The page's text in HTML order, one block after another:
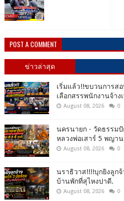
POST A COMMENT
ข่าวล่าสุด
เริ่มแล้ว!!ขบวนการส
เลือกสรรพนักงานจ้า
August 08, 2026 0
นครนายก - วัดธรรม
หลวงพ่อเสาร์ 5 พญา
August 08, 2026 0
นราธิวาส!!!!บุกยิงลูก
บ้านพักที่สุไหงปาดี.
August 08, 2026 0